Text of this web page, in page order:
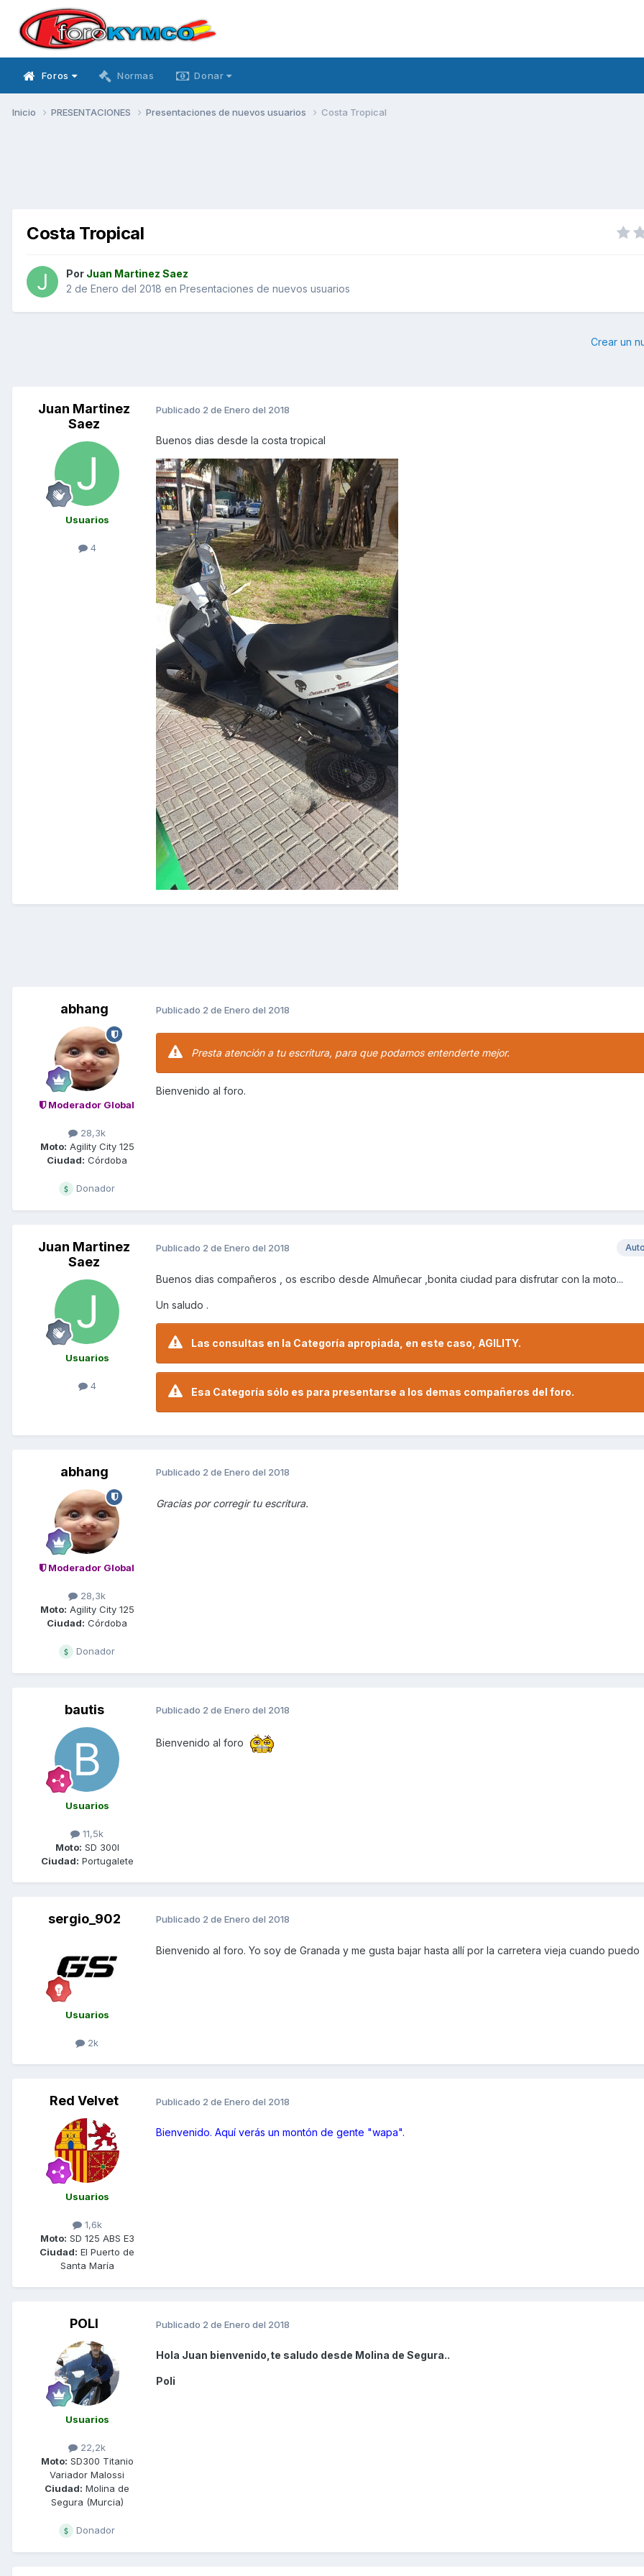
Foros Normas Donar
Inicio PRESENTACIONES Presentaciones de nuevos usuarios Costa Tropical
Costa Tropical
Por Juan Martinez Saez
2 de Enero del 2018 en Presentaciones de nuevos usuarios
Crear un
Juan Martinez
Saez
Usuarios
4
Publicado 2 de Enero del 2018
Buenos dias desde la costa tropical
abhang
Moderador Global
28,3k
Moto: Agility City 125
Ciudad: Córdoba
Donador
Publicado 2 de Enero del 2018
Presta atención a tu escritura, para que podamos entenderte mejor.
Bienvenido al foro.
Juan Martinez
Saez
Usuarios
4
Publicado 2 de Enero del 2018
Buenos dias compañeros , os escribo desde Almuñecar ,bonita ciudad para disfrutar con la moto...
Un saludo .
Las consultas en la Categoría apropiada, en este caso, AGILITY.
Esa Categoría sólo es para presentarse a los demas compañeros del foro.
abhang
Moderador Global
28,3k
Moto: Agility City 125
Ciudad: Córdoba
Donador
Publicado 2 de Enero del 2018
Gracias por corregir tu escritura.
bautis
Usuarios
11,5k
Moto: SD 300I
Ciudad: Portugalete
Publicado 2 de Enero del 2018
Bienvenido al foro
sergio_902
Usuarios
2k
Publicado 2 de Enero del 2018
Bienvenido al foro. Yo soy de Granada y me gusta bajar hasta allí por la carretera vieja cuando puedo
Red Velvet
Usuarios
1,6k
Moto: SD 125 ABS E3
Ciudad: El Puerto de
Santa María
Publicado 2 de Enero del 2018
Bienvenido. Aquí verás un montón de gente "wapa".
POLI
Usuarios
22,2k
Moto: SD300 Titanio
Variador Malossi
Ciudad: Molina de
Segura (Murcia)
Donador
Publicado 2 de Enero del 2018
Hola Juan bienvenido,te saludo desde Molina de Segura..
Poli